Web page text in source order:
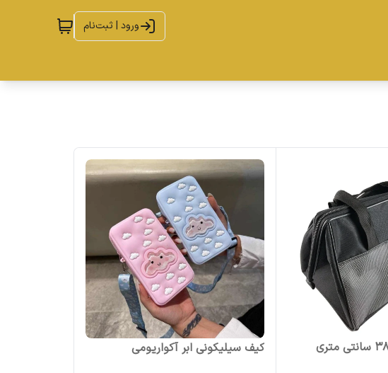
ورود | ثبت‌نام
کیف سیلیکونی ابر آکواریومی